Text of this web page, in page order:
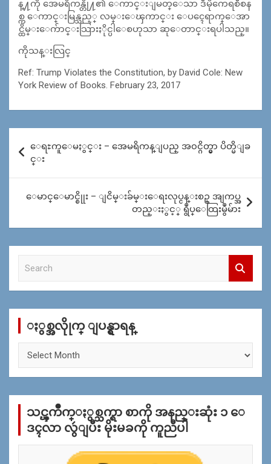
န္႔ကို အေမရိကန္တို႔၏ ေကာင္းျမတ္ေသာ ဒီမိုကေရစီစန
စ္က ေကာင္းမြန္သည့္ လမ္းေၾကာင္း ေပၚေရာက္ေအာ
င္ထိမ္းေက်ာင္းသြားႏိုင္ပါေစဟုသာ ဆုေတာင္းရပါသည္။
ကိုသန္းလြင္
Ref: Trump Violates the Constitution, by David Cole: New
York Review of Books. February 23, 2017
navigation
ေရႊကူေမႏွင္း – အေမရိကန္ျပည္ အ၀င္ဂိတ္မွာ ပိတ္မိျခ
င္း
ေမာင္ေမာင္စိုုး – ျငိမ္းခ်မ္းေရးလုပ္ငန္းစဥ္ အျကပ္အ
တည္းႏွင့္ ရွဳပ္ေထြးမွဳမ်ား
c
ႏွစ္အလိုုက္ ျပန္ရွာရန္
က္
န္
သင္ၾကိဳက္ႏွစ္သက္ရာ စာကို အနည္းဆုံး ၁ ေ
ဒၚလာ လွဴျပီး မိုးမခကို ကူညီပါ